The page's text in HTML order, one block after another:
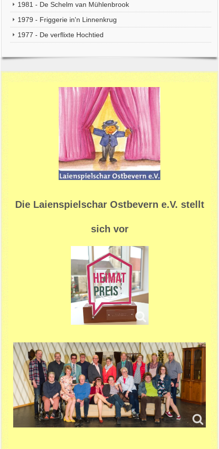
1981 - De Schelm van Mühlenbrook
1979 - Friggerie in'n Linnenkrug
1977 - De verflixte Hochtied
Die Laienspielschar Ostbevern e.V. stellt
sich vor